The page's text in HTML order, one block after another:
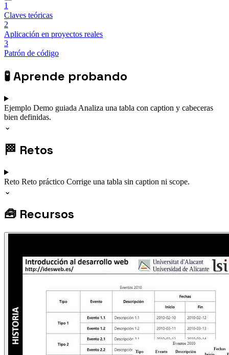
1
Claves teóricas
2
Aplicación en proyectos reales
3
Patrón de código
🧪Aprende probando
Ejemplo Demo guiada Analiza una tabla con caption y cabeceras
bien definidas.
⌄
🏁 Retos
Reto Reto práctico Corrige una tabla sin caption ni scope.
⌄
🧰 Recursos